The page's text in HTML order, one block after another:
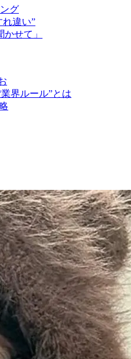
グ
れ違い”
せて」
界ルール”とは